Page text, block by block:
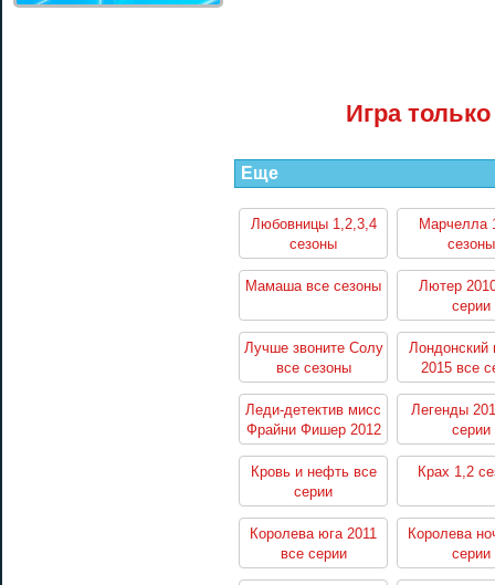
Игра
Еще
Любовницы 1,2,3,4
сезоны
Марчелла
сезоны
Мамаша все сезоны
Лютер
серии
Лучше звоните Солу
все сезоны
Лондонский
2015 все
Леди-детектив мисс
Фрайни Фишер 2012
все серии
Легенды
серии
Кровь и нефть все
серии
Крах 1,2
Королева юга 2011
все серии
Королева
серии